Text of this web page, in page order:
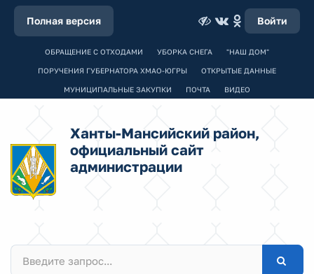
Полная версия Войти
ОБРАЩЕНИЕ С ОТХОДАМИ УБОРКА СНЕГА "НАШ ДОМ"
ПОРУЧЕНИЯ ГУБЕРНАТОРА ХМАО-ЮГРЫ ОТКРЫТЫЕ ДАННЫЕ
МУНИЦИПАЛЬНЫЕ ЗАКУПКИ ПОЧТА ВИДЕО
Ханты-Мансийский район,
официальный сайт
администрации